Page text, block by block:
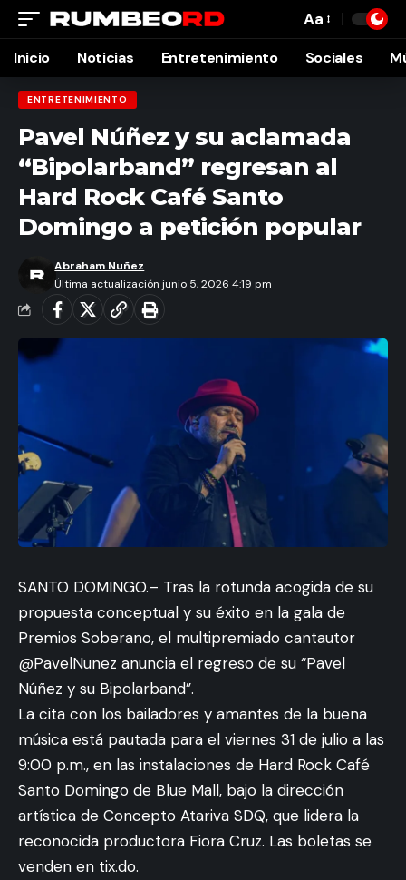
Font
Resizer
Aa
Inicio Noticias Entretenimiento Sociales
ENTRETENIMIENTO
Pavel Núñez y su aclamada
“Bipolarband” regresan al
Hard Rock Café Santo
Domingo a petición popular
Última actualización junio 5, 2026 4:19 pm
Abraham Nuñez
SANTO DOMINGO.– Tras la rotunda acogida de su
propuesta conceptual y su éxito en la gala de
Premios Soberano, el multipremiado cantautor
@PavelNunez anuncia el regreso de su “Pavel
Núñez y su Bipolarband”.
La cita con los bailadores y amantes de la buena
música está pautada para el viernes 31 de julio a las
9:00 p.m., en las instalaciones de Hard Rock Café
Santo Domingo de Blue Mall, bajo la dirección
artística de Concepto Atariva SDQ, que lidera la
reconocida productora Fiora Cruz. Las boletas se
venden en tix.do.